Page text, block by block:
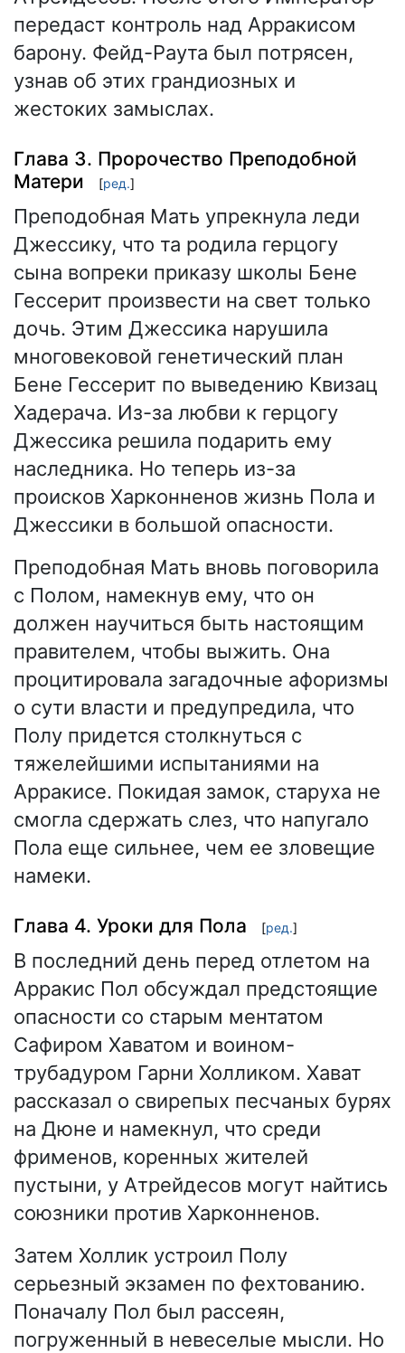
передаст контроль над Арракисом
барону. Фейд-Раута был потрясен,
узнав об этих грандиозных и
жестоких замыслах.
Глава 3. Пророчество Преподобной
Матери
[ред.]
Преподобная Мать упрекнула леди
Джессику, что та родила герцогу
сына вопреки приказу школы Бене
Гессерит произвести на свет только
дочь. Этим Джессика нарушила
многовековой генетический план
Бене Гессерит по выведению Квизац
Хадерача. Из-за любви к герцогу
Джессика решила подарить ему
наследника. Но теперь из-за
происков Харконненов жизнь Пола и
Джессики в большой опасности.
Преподобная Мать вновь поговорила
с Полом, намекнув ему, что он
должен научиться быть настоящим
правителем, чтобы выжить. Она
процитировала загадочные афоризмы
о сути власти и предупредила, что
Полу придется столкнуться с
тяжелейшими испытаниями на
Арракисе. Покидая замок, старуха не
смогла сдержать слез, что напугало
Пола еще сильнее, чем ее зловещие
намеки.
Глава 4. Уроки для Пола [ред.]
В последний день перед отлетом на
Арракис Пол обсуждал предстоящие
опасности со старым ментатом
Сафиром Хаватом и воином-
трубадуром Гарни Холликом. Хават
рассказал о свирепых песчаных бурях
на Дюне и намекнул, что среди
фрименов, коренных жителей
пустыни, у Атрейдесов могут найтись
союзники против Харконненов.
Затем Холлик устроил Полу
серьезный экзамен по фехтованию.
Поначалу Пол был рассеян,
погруженный в невеселые мысли. Но